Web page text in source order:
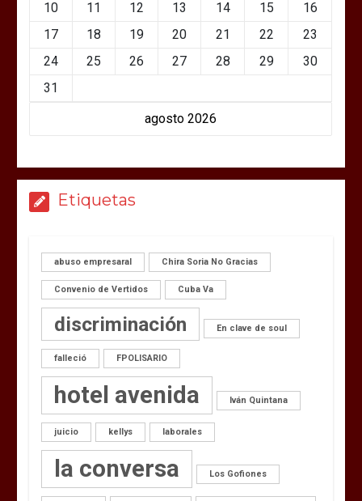
agosto 2026
10
11 12 13 14 15
16
17
18 19 20 21 22
23
24
25 26 27 28 29
30
31
Etiquetas
abuso empresaral Chira Soria No Gracias
Convenio de Vertidos Cuba Va
discriminación En clave de soul
falleció FPOLISARIO
hotel avenida Iván Quintana
juicio kellys laborales
la conversa Los Gofiones